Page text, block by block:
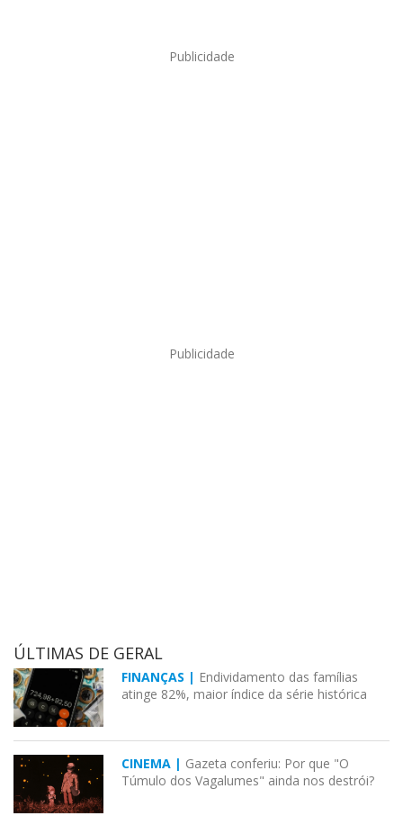
Publicidade
Publicidade
ÚLTIMAS DE GERAL
FINANÇAS | Endividamento das famílias
atinge 82%, maior índice da série histórica
CINEMA | Gazeta conferiu: Por que "O
Túmulo dos Vagalumes" ainda nos destrói?